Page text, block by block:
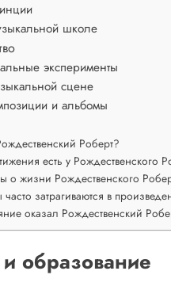
школе
эксперименты
сцене
и альбомы
Роберт?
есть у Рождественского
о жизни Рождественского
часто затрагиваются в
оказал Рождественский
образование